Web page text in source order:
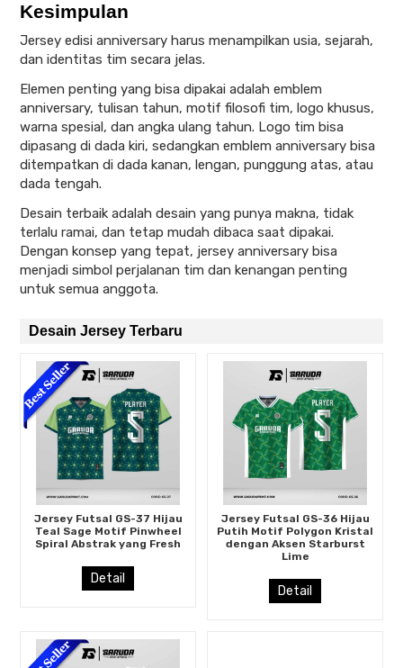
Kesimpulan
Jersey edisi anniversary harus menampilkan usia, sejarah,
dan identitas tim secara jelas.
Elemen penting yang bisa dipakai adalah emblem
anniversary, tulisan tahun, motif filosofi tim, logo khusus,
warna spesial, dan angka ulang tahun. Logo tim bisa
dipasang di dada kiri, sedangkan emblem anniversary bisa
ditempatkan di dada kanan, lengan, punggung atas, atau
dada tengah.
Desain terbaik adalah desain yang punya makna, tidak
terlalu ramai, dan tetap mudah dibaca saat dipakai.
Dengan konsep yang tepat, jersey anniversary bisa
menjadi simbol perjalanan tim dan kenangan penting
untuk semua anggota.
Desain Jersey Terbaru
Jersey Futsal GS-37 Hijau
Teal Sage Motif Pinwheel
Spiral Abstrak yang Fresh
Detail
Jersey Futsal GS-36 Hijau
Putih Motif Polygon Kristal
dengan Aksen Starburst
Lime
Detail